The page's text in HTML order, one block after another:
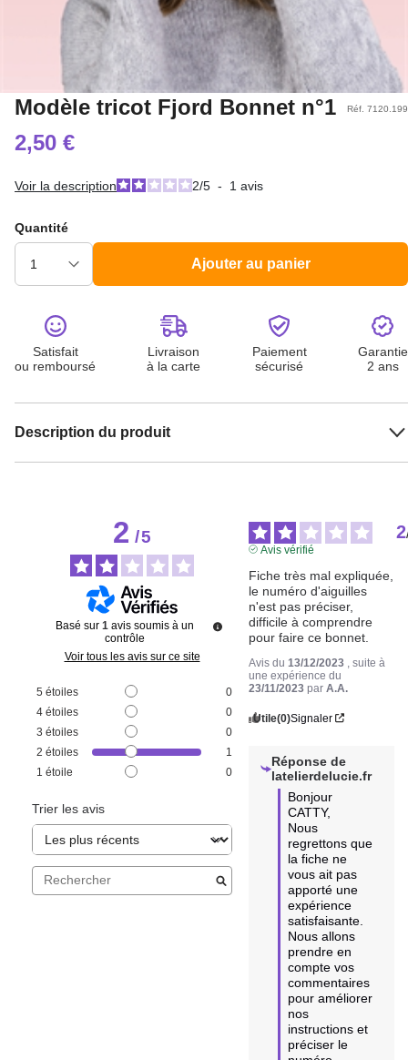
Modèle tricot Fjord Bonnet n°1 Réf. 7120.199
2,50 €
Voir la description 2/5 - 1 avis
Quantité
Ajouter au panier
Satisfait
ou remboursé
Livraison
à la carte
Paiement
sécurisé
Garantie
2 ans
Description du produit
2/5
Basé sur 1 avis soumis à un
contrôle
Voir tous les avis sur ce site
5 étoiles
0
4 étoiles
0
3 étoiles
0
2 étoiles
1
1 étoile 0
Trier les avis
2
Avis vérifié
Fiche très mal expliquée,
le numéro d'aiguilles
n'est pas préciser,
difficile à comprendre
pour faire ce bonnet.
Avis du 13/12/2023
, suite à
une expérience du
23/11/2023 parA.A.
Utile(0)Signaler
Réponse de
latelierdelucie.fr
Bonjour
CATTY,
Nous
regrettons que
la fiche ne
vous ait pas
apporté une
expérience
satisfaisante.
Nous allons
prendre en
compte vos
commentaires
pour améliorer
nos
instructions et
préciser le